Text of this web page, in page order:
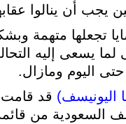
يجب أن ينالوا
تجعلها متهمة
يسعى إليه
اليوم ومازال.
اليونيسف) قد
من قائمة